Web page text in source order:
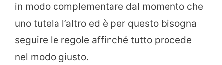
in modo complementare dal momento che
uno tutela l’altro ed è per questo bisogna
seguire le regole affinché tutto procede
nel modo giusto.